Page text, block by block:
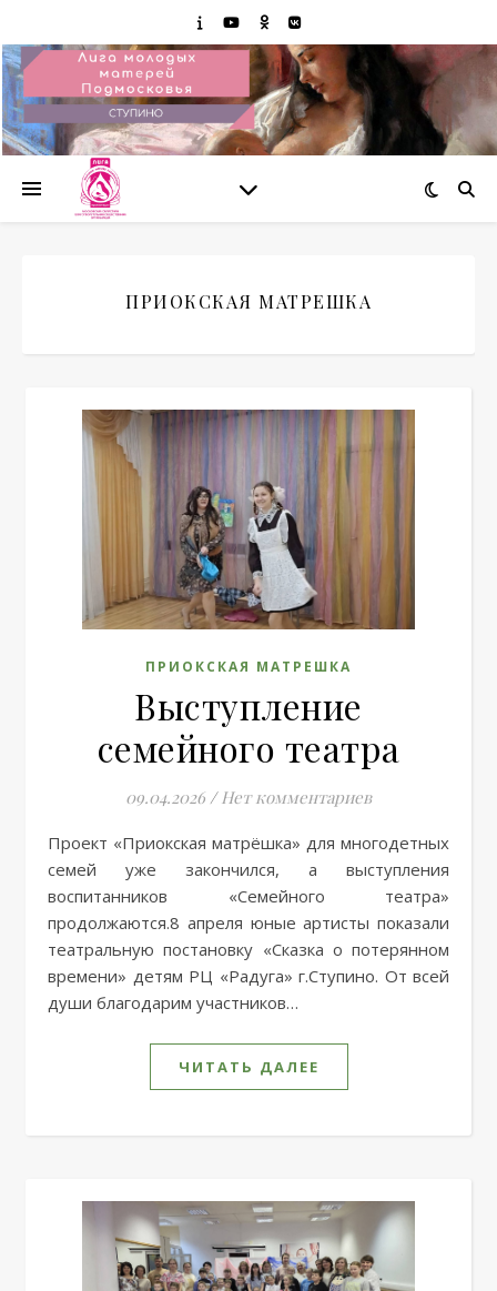
ПРИОКСКАЯ МАТРЕШКА
ПРИОКСКАЯ МАТРЕШКА
Выступление
семейного театра
09.04.2026 / Нет комментариев
Проект «Приокская матрёшка» для многодетных
семей уже закончился, а выступления
воспитанников «Семейного театра»
продолжаются.8 апреля юные артисты показали
театральную постановку «Сказка о потерянном
времени» детям РЦ «Радуга» г.Ступино. От всей
души благодарим участников…
ЧИТАТЬ ДАЛЕЕ